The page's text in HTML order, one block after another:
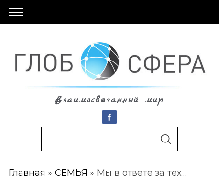
Взаимосвязанный мир
r
S
C
H
Главная » СЕМЬЯ » Мы в ответе за тех…